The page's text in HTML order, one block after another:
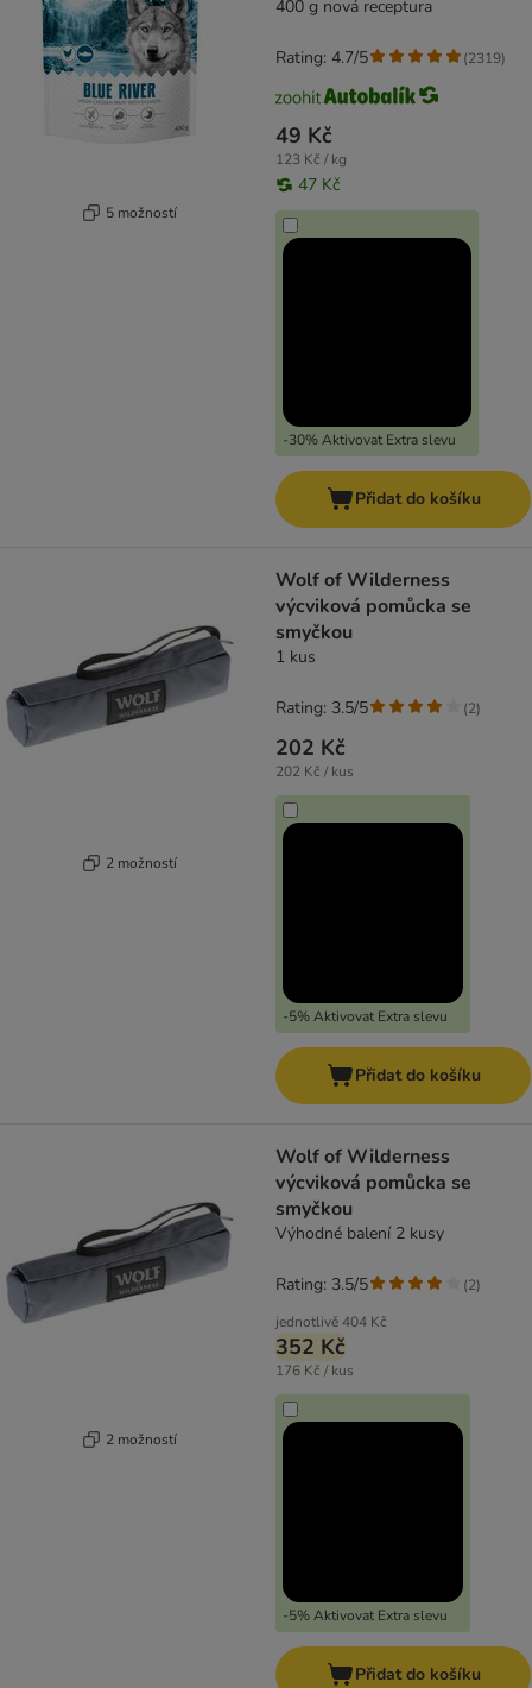
5 možností
400 g nová receptura
49 Kč
123 Kč / kg
47 Kč
-30% Aktivovat Extra slevu
Rating: 4.7/5 (2319)
Přidat do košíku
2 možností
Wolf of Wilderness
výcviková pomůcka se
smyčkou
1 kus
202 Kč
202 Kč / kus
-5% Aktivovat Extra slevu
Rating: 3.5/5 (2)
Přidat do košíku
2 možností
Wolf of Wilderness
výcviková pomůcka se
smyčkou
Výhodné balení 2 kusy
jednotlivě404 Kč
352 Kč
176 Kč / kus
-5% Aktivovat Extra slevu
Rating: 3.5/5 (2)
Přidat do košíku